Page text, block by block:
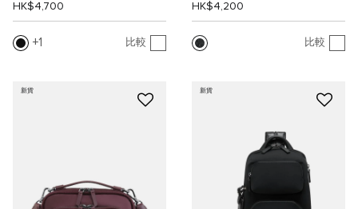
HK$4,700
1 比較
HK$4,200
比較
新貨 新貨